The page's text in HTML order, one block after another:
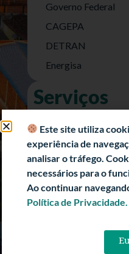
Governo Federal
CAGEPA
DETRAN
Energisa
Serviços
e-SIC (Acesso a
Transparência
História
Informações
Este site utiliza
experiência de
analisar o tráfego.
necessários para o
Ao continuar
Política de Privacidade.